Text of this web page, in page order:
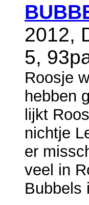
2012,
5,
Roosje
hebben
lijkt
nichtje
er
veel in
Bubbels